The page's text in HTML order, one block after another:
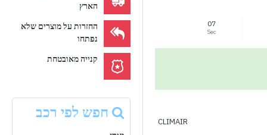
CLIMAIR
06
Sec
הארץ
החזרות על מוצרים שלא
נפתחו
קנייה מאובטחת
חפש לפי רכב